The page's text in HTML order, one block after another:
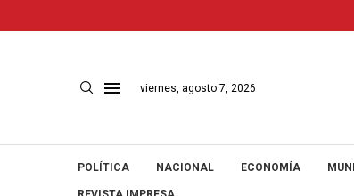
viernes, agosto 7, 2026
POLÍTICA NACIONAL ECONOMÍA